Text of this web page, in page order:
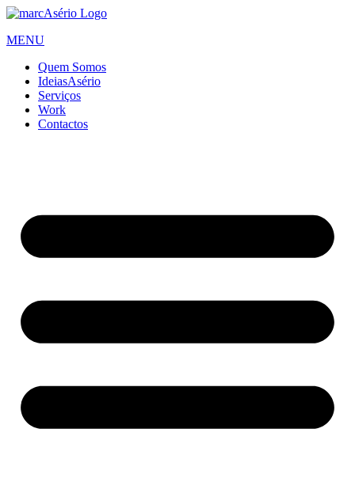
Skip
content
MENU
Quem Somos
IdeiasAsério
Serviços
Work
Contactos